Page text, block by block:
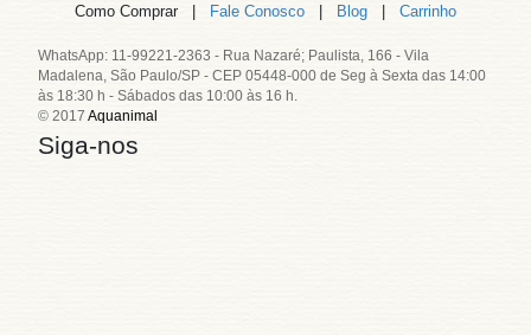
Como Comprar | Fale Conosco | Blog | Carrinho
WhatsApp: 11-99221-2363 - Rua Nazaré; Paulista, 166 - Vila
Madalena, São Paulo/SP - CEP 05448-000 de Seg à Sexta das 14:00
às 18:30 h - Sábados das 10:00 às 16 h.
© 2017 Aquanimal
Siga-nos